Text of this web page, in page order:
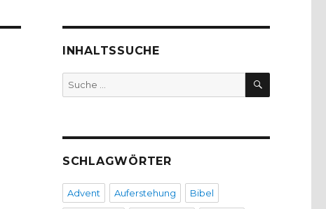
INHALTSSUCHE
Suche
nach:
SUCHEN
SCHLAGWÖRTER
Advent Auferstehung Bibel